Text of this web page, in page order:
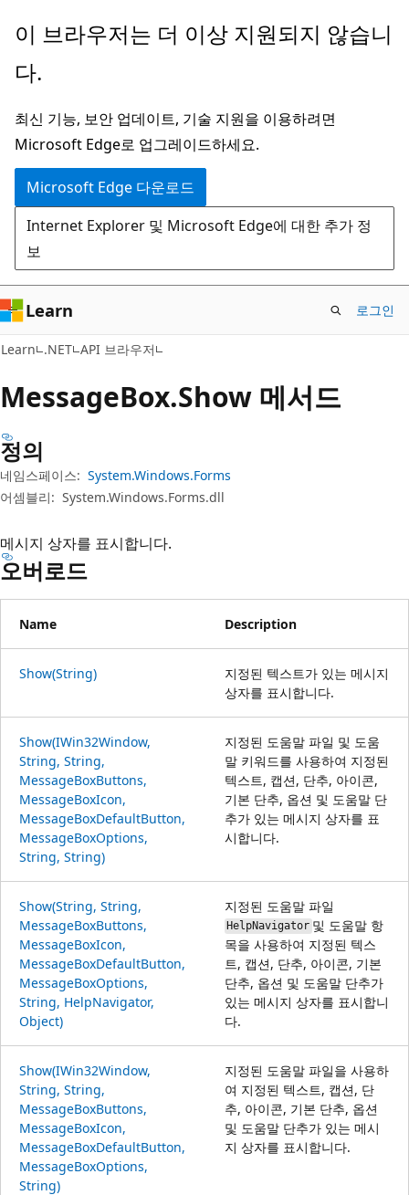
주
콘
츠
로
건
너
뛰
기
페
지
탐
색
으
로
건
너
뛰
기
이 브라우저는 더 이상 지원되지 않습니
다.
최신 기능, 보안 업데이트, 기술 지원을 이용하려면
Microsoft Edge로 업그레이드하세요.
Microsoft Edge 다운로드
Internet Explorer 및 Microsoft Edge에 대한 추가 정
보
Learn 로그인
Learn .NET API 브라우저
MessageBox.Show 메서드
정의
네임스페이스: System.Windows.Forms
어셈블리: System.Windows.Forms.dll
메시지 상자를 표시합니다.
오버로드
Name Description
Show(String)
지정된 텍스트가 있는 메시지
상자를 표시합니다.
Show(IWin32Window,
String, String,
MessageBoxButtons,
MessageBoxIcon,
MessageBoxDefaultButton,
MessageBoxOptions,
String, String)
지정된 도움말 파일 및 도움
말 키워드를 사용하여 지정된
텍스트, 캡션, 단추, 아이콘,
기본 단추, 옵션 및 도움말 단
추가 있는 메시지 상자를 표
시합니다.
Show(String, String,
MessageBoxButtons,
MessageBoxIcon,
MessageBoxDefaultButton,
MessageBoxOptions,
String, HelpNavigator,
Object)
지정된 도움말 파일
HelpNavigator 및 도움말 항
목을 사용하여 지정된 텍스
트, 캡션, 단추, 아이콘, 기본
단추, 옵션 및 도움말 단추가
있는 메시지 상자를 표시합니
다.
Show(IWin32Window,
String, String,
MessageBoxButtons,
MessageBoxIcon,
MessageBoxDefaultButton,
MessageBoxOptions,
String)
지정된 도움말 파일을 사용하
여 지정된 텍스트, 캡션, 단
추, 아이콘, 기본 단추, 옵션
및 도움말 단추가 있는 메시
지 상자를 표시합니다.